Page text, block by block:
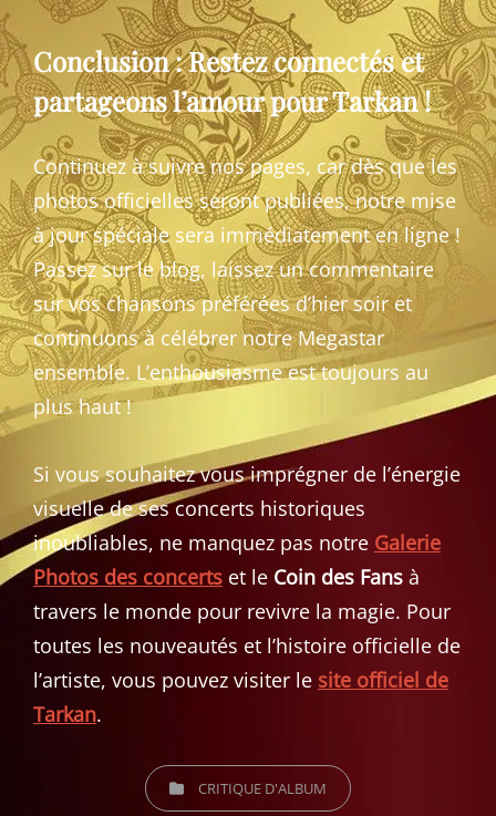
Conclusion : Restez connectés et
partageons l’amour pour Tarkan !
Continuez à suivre nos pages, car dès que les
photos officielles seront publiées, notre mise
à jour spéciale sera immédiatement en ligne !
Passez sur le blog, laissez un commentaire
sur vos chansons préférées d’hier soir et
continuons à célébrer notre Megastar
ensemble. L’enthousiasme est toujours au
plus haut !
Si vous souhaitez vous imprégner de l’énergie
visuelle de ses concerts historiques
inoubliables, ne manquez pas notre Galerie
Photos des concerts et le Coin des Fans à
travers le monde pour revivre la magie. Pour
toutes les nouveautés et l’histoire officielle de
l’artiste, vous pouvez visiter le site officiel de
Tarkan.
CATEGORIESCRITIQUE D'ALBUM